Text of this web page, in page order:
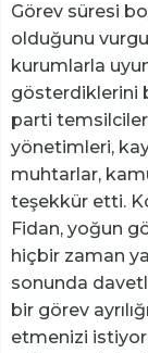
Görev süresi
olduğunu
kurumlarla
gösterdiklerini
parti
yönetimleri,
muhtarlar,
teşekkür etti.
Fidan, yoğun
hiçbir zaman
sonunda
bir görev
etmenizi